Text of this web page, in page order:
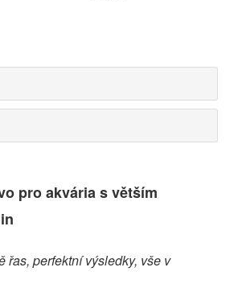
pro akvária s větším
řas, perfektní výsledky, vše v